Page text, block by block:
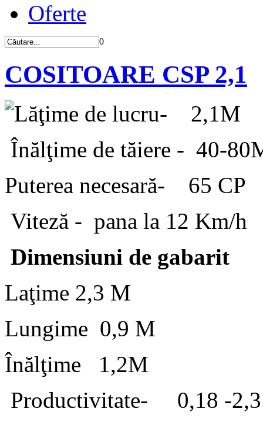
Oferte
0
COSITOARE CSP 2,1
Lăţime de lucru- 2,1M
Înălţime de tăiere - 40-
Puterea necesară- 65 CP
Viteză - pana la 12 Km/h
Dimensiuni de gabarit
Laţime 2,3 M
Lungime 0,9 M
Înălţime 1,2M
Productivitate- 0,18 -2,3